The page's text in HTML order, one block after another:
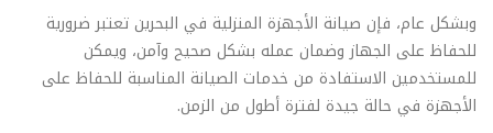
وبشكل عام، فإن صيانة الأجهزة المنزلية في البحرين تعتبر ضرورية
للحفاظ على الجهاز وضمان عمله بشكل صحيح وآمن، ويمكن
للمستخدمين الاستفادة من خدمات الصيانة المناسبة للحفاظ على
الأجهزة في حالة جيدة لفترة أطول من الزمن.